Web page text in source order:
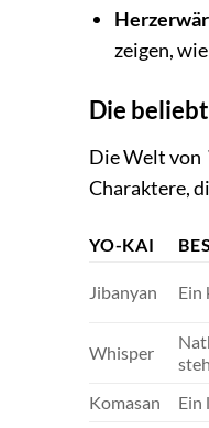
zeigen,
Die
Die Welt von
Charaktere,
YO-KAI
Jibanyan Ein
Whisper
Komasan Ein